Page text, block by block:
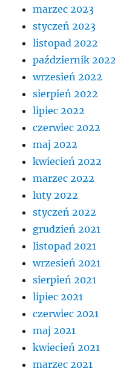
marzec 2023
styczeń 2023
listopad 2022
październik 2022
wrzesień 2022
sierpień 2022
lipiec 2022
czerwiec 2022
maj 2022
kwiecień 2022
marzec 2022
luty 2022
styczeń 2022
grudzień 2021
listopad 2021
wrzesień 2021
sierpień 2021
lipiec 2021
czerwiec 2021
maj 2021
kwiecień 2021
marzec 2021